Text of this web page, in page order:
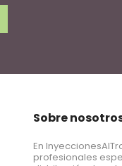
Sobre
En
profesionales